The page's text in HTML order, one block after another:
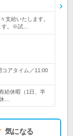
支給いたします。
す。※試…
コアタイム／11:00
給休暇（1日、半
…
気になる